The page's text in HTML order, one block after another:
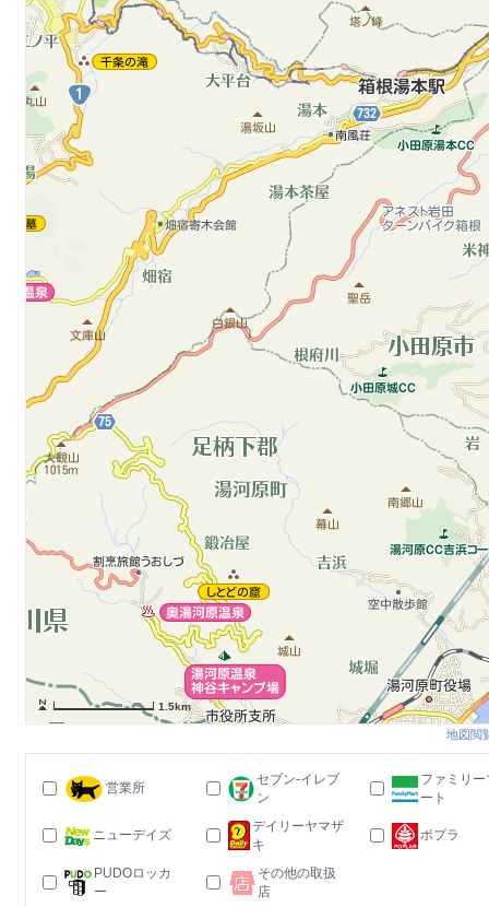
1.5km
地図閲
営業所
セブン-イレブ
ン
ファミリー
ート
ニューデイズ
デイリーヤマザ
キ
ポプラ
PUDOロッカ
ー
その他の取扱
店